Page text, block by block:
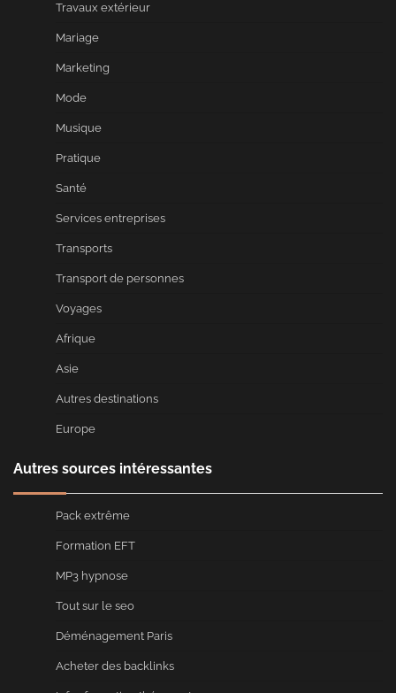
Travaux extérieur
Mariage
Marketing
Mode
Musique
Pratique
Santé
Services entreprises
Transports
Transport de personnes
Voyages
Afrique
Asie
Autres destinations
Europe
Autres sources intéressantes
Pack extrême
Formation EFT
MP3 hypnose
Tout sur le seo
Déménagement Paris
Acheter des backlinks